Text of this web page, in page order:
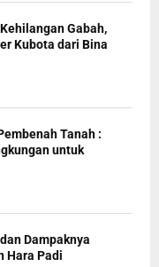
Gabah,
Kubota dari Bina
Tanah :
untuk
Dampaknya
Hara Padi